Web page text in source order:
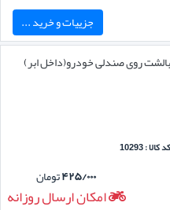
جزییات و خرید ...
بالشت روی صندلی خودرو(داخل ابر)
کد کالا : 10293
۴۲۵/۰۰۰تومان
امکان ارسال روزانه